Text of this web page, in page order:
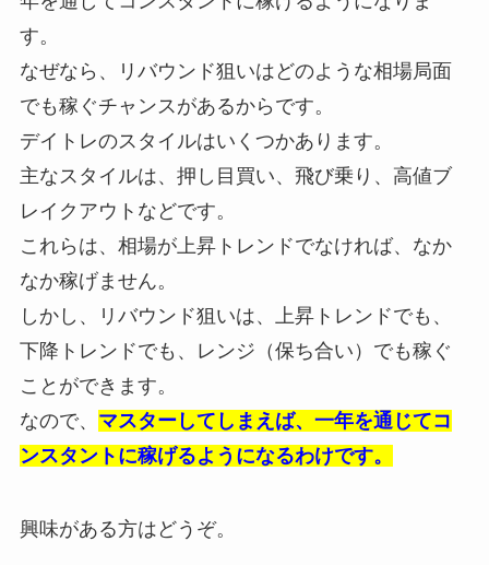
す。
なぜなら、リバウンド狙いはどのような相場局面
でも稼ぐチャンスがあるからです。
デイトレのスタイルはいくつかあります。
主なスタイルは、押し目買い、飛び乗り、高値ブ
レイクアウトなどです。
これらは、相場が上昇トレンドでなければ、なか
なか稼げません。
しかし、リバウンド狙いは、上昇トレンドでも、
下降トレンドでも、レンジ（保ち合い）でも稼ぐ
ことができます。
なので、 マスターしてしまえば、一年を通じてコ
ンスタントに稼げるようになるわけです。
興味がある方はどうぞ。